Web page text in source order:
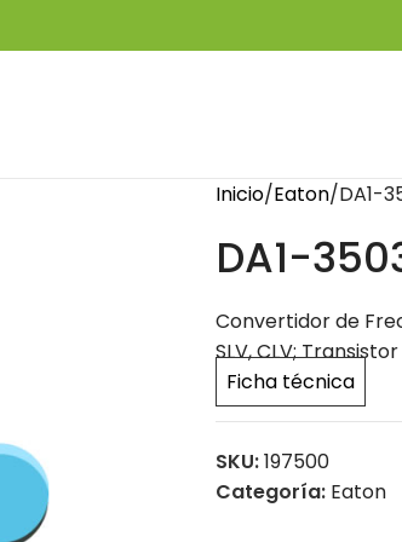
Inicio Eaton DA1-
DA1-
Convertidor de
SLV, CLV;
Ficha técnica
SKU:197500
Categoría: Eaton